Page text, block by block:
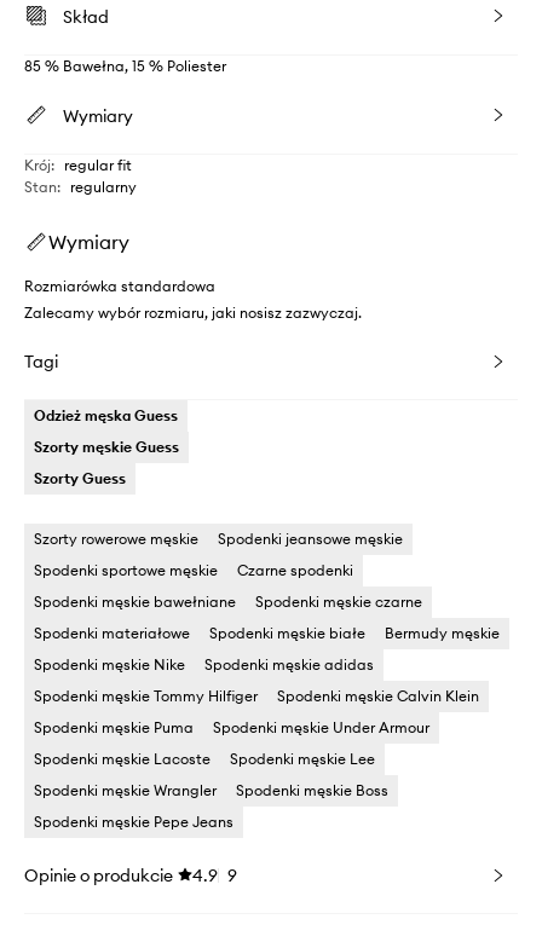
Skład
85 % Bawełna, 15 % Poliester
Wymiary
Krój: regular fit
Stan: regularny
Wymiary
Rozmiarówka standardowa
Zalecamy wybór rozmiaru, jaki nosisz zazwyczaj.
Tagi
Odzież męska Guess
Szorty męskie Guess
Szorty Guess
Szorty rowerowe męskie
Spodenki jeansowe męskie
Spodenki sportowe męskie
Czarne spodenki
Spodenki męskie bawełniane
Spodenki męskie czarne
Spodenki materiałowe
Spodenki męskie białe
Bermudy męskie
Spodenki męskie Nike
Spodenki męskie adidas
Spodenki męskie Tommy Hilfiger
Spodenki męskie Calvin Klein
Spodenki męskie Puma
Spodenki męskie Under Armour
Spodenki męskie Lacoste
Spodenki męskie Lee
Spodenki męskie Wrangler
Spodenki męskie Boss
Spodenki męskie Pepe Jeans
Opinie o produkcie 4.9 9